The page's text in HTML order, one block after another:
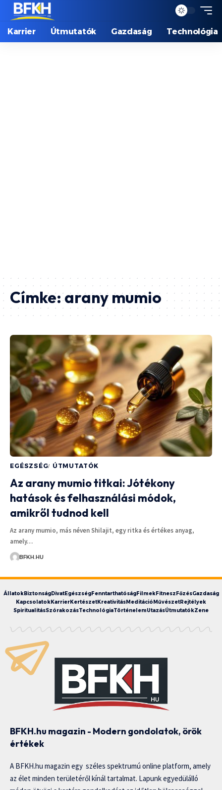
Karrier Útmutatók Gazdaság Technológia
Címke:arany mumio
EGÉSZSÉG ÚTMUTATÓK
Az arany mumio titkai: Jótékony
hatások és felhasználási módok,
amikről tudnod kell
Az arany mumio, más néven Shilajit, egy ritka és értékes anyag,
amely…
BFKH.HU
ÁllatokBiztonságDivatEgészségFenntarthatóságFilmekFitneszFőzésGazdaság
KapcsolatokKarrierKertészetKreativitásMeditációMűvészetRejtélyek
SpiritualitásSzórakozásTechnológiaTörténelemUtazásÚtmutatókZene
BFKH.hu magazin - Modern gondolatok, örök
értékek
A BFKH.hu magazin egy széles spektrumú online platform, amely
az élet minden területéről kínál tartalmat. Lapunk egyedülálló